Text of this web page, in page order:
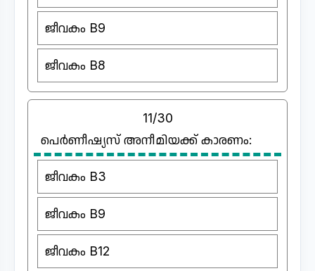
ജീവകം B9
ജീവകം B8
11/30
പെർണീഷ്യസ് അനീമിയക്ക് കാരണം:
ജീവകം B3
ജീവകം B9
ജീവകം B12